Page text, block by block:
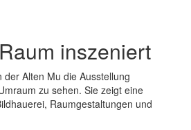
inszeniert
Alten Mu die Ausstellung
zu sehen. Sie zeigt eine
Raumgestaltungen und